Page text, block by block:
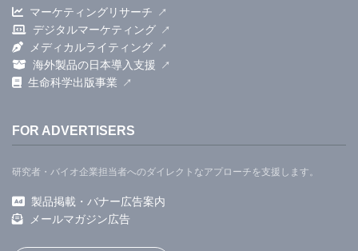
マーケティングリサーチ
デジタルマーケティング
メディカルライティング
海外製品の日本導入支援
生命科学出版事業
FOR ADVERTISERS
研究者・バイオ企業担当者へのダイレクトなアプローチを支援します。
製品掲載・バナー広告案内
メールマガジン広告